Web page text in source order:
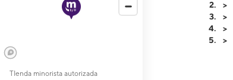
TIenda minorista autorizada